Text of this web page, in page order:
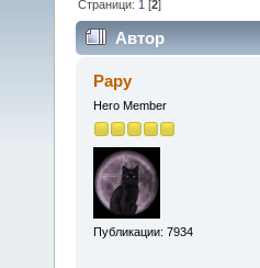
Страници: 1 [2]
Автор
Papy
Hero Member
Публикации: 7934